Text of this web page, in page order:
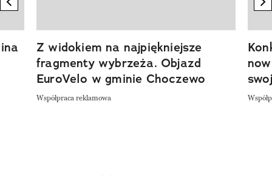
Z widokiem na najpiękniejsze
fragmenty wybrzeża. Objazd
EuroVelo w gminie Choczewo
Współpraca reklamowa